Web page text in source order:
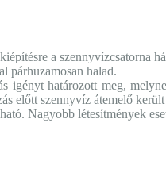
a szennyvízcsatorna
párhuzamosan halad.
igényt határozott meg,
előtt szennyvíz átemelő
Nagyobb létesítmények